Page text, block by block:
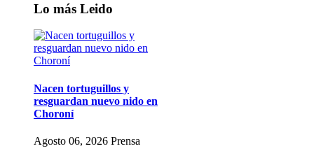
Lo más Leido
Nacen tortuguillos y
resguardan nuevo nido en
Choroní
Agosto 06, 2026 Prensa